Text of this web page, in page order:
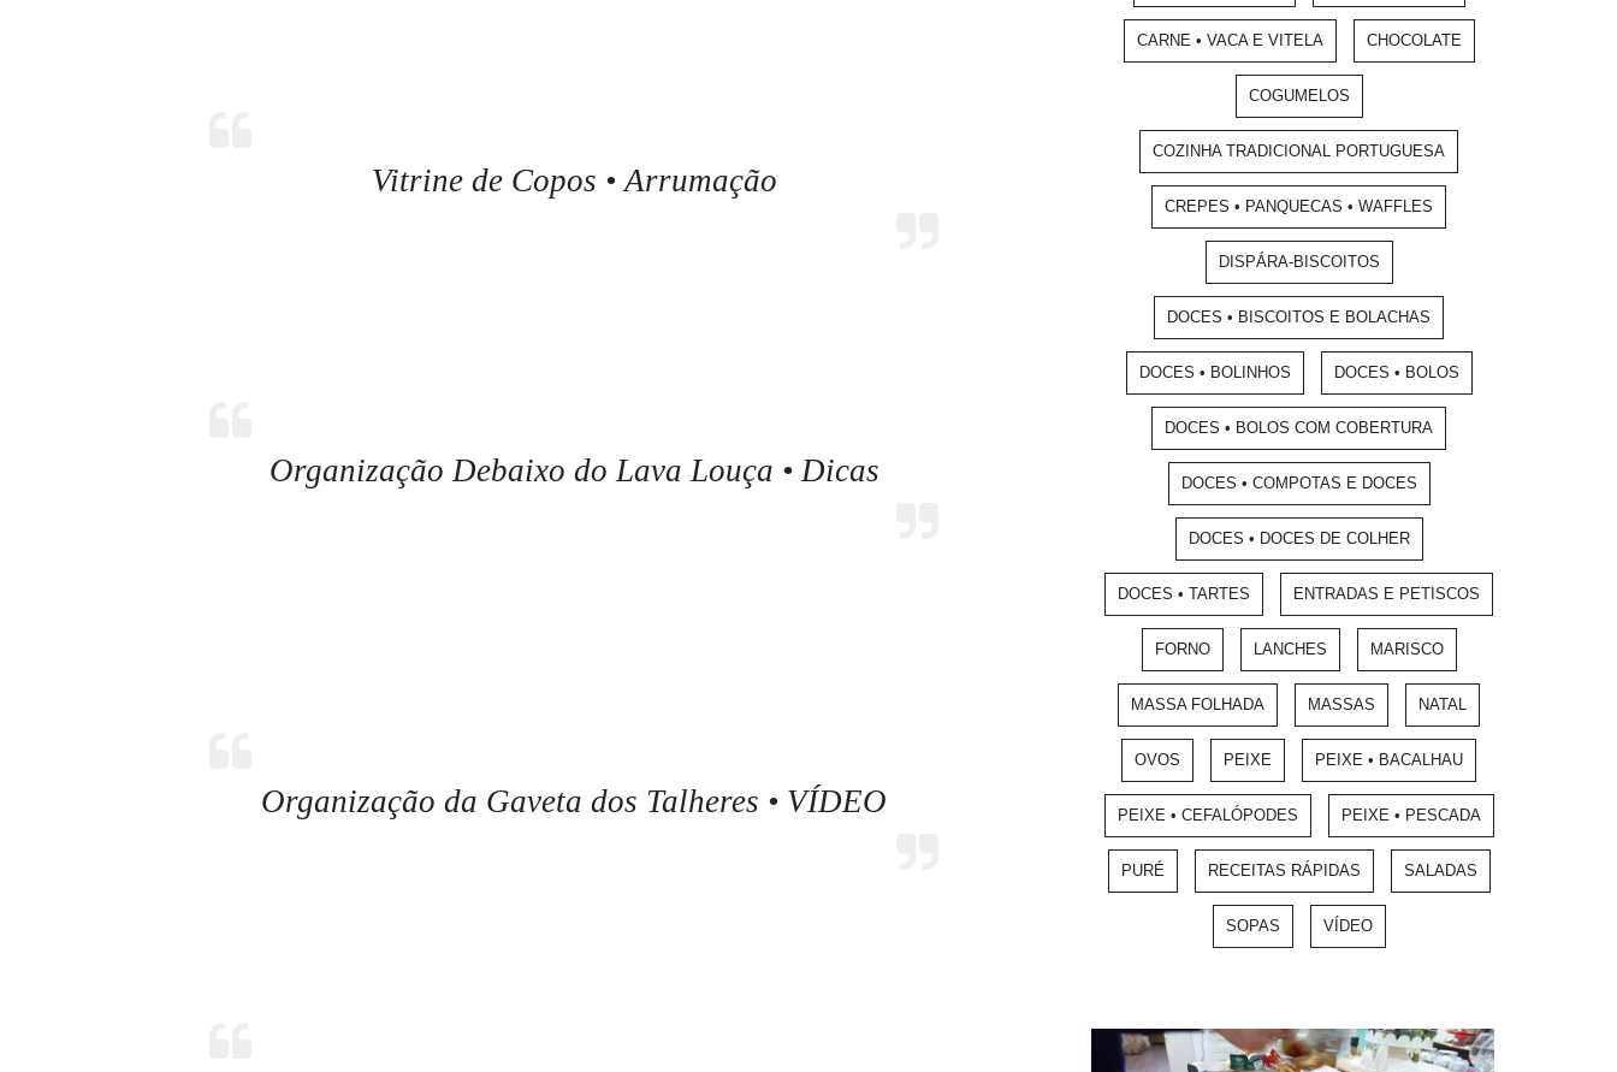
Vitrine de Copos • Arrumação
Organização Debaixo do Lava Louça • Dicas
Organização da Gaveta dos Talheres • VÍDEO
CARNE • VACA E VITELA CHOCOLATE
COGUMELOS
COZINHA TRADICIONAL PORTUGUESA
CREPES • PANQUECAS • WAFFLES
DISPÁRA-BISCOITOS
DOCES • BISCOITOS E BOLACHAS
DOCES • BOLINHOS DOCES • BOLOS
DOCES • BOLOS COM COBERTURA
DOCES • COMPOTAS E DOCES
DOCES • DOCES DE COLHER
DOCES • TARTES ENTRADAS E PETISCOS
FORNO LANCHES MARISCO
MASSA FOLHADA MASSAS NATAL
OVOS PEIXE PEIXE • BACALHAU
PEIXE • CEFALÓPODES PEIXE • PESCADA
PURÉ RECEITAS RÁPIDAS SALADAS
SOPAS VÍDEO